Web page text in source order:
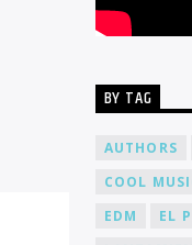
BY TAG
AUTHORS
COOL
EDM
EL